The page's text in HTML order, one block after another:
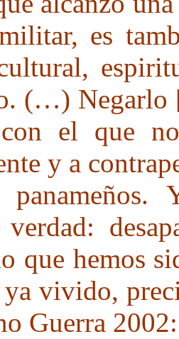
es
(…) Negarlo
el que
y a
que hemos
vivido,
Guerra